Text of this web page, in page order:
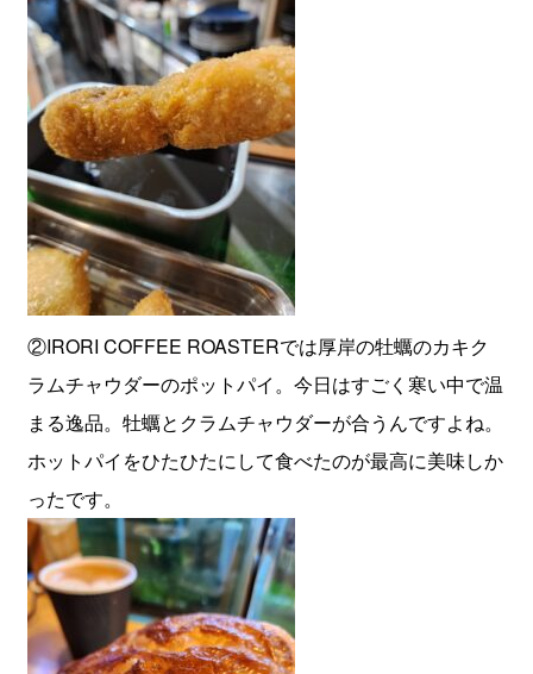
②IRORI COFFEE ROASTERでは厚岸の牡蠣のカキク
ラムチャウダーのポットパイ。今日はすごく寒い中で温
まる逸品。牡蠣とクラムチャウダーが合うんですよね。
ホットパイをひたひたにして食べたのが最高に美味しか
ったです。